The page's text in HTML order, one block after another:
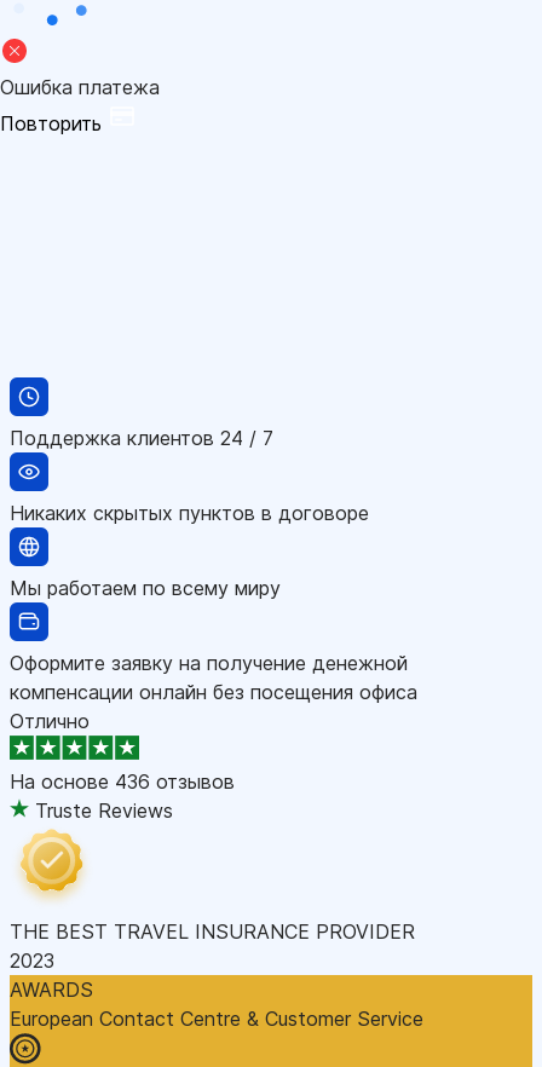
Ошибка платежа
Повторить
Поддержка клиентов 24 / 7
Никаких скрытых пунктов в договоре
Мы работаем по всему миру
Оформите заявку на получение денежной
компенсации онлайн без посещения офиса
Отлично
На основе 436 отзывов
Truste Reviews
THE BEST TRAVEL INSURANCE PROVIDER
2023
AWARDS
European Contact Centre & Customer Service